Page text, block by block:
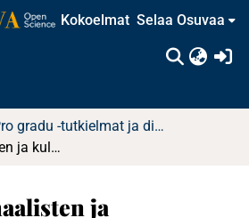
Kokoelmat Selaa Osuvaa
Pro gradu -tutkielmat ja diplomityöt (rajattu saatavuus)
Organisationaalisten ja kulttuuristen tekijöiden sekä organisaation oppimisen vaikutus toimintopohjaisten laskentakäytäntöjen omaksumisen laajuuteen – kyselytutkimus
ja